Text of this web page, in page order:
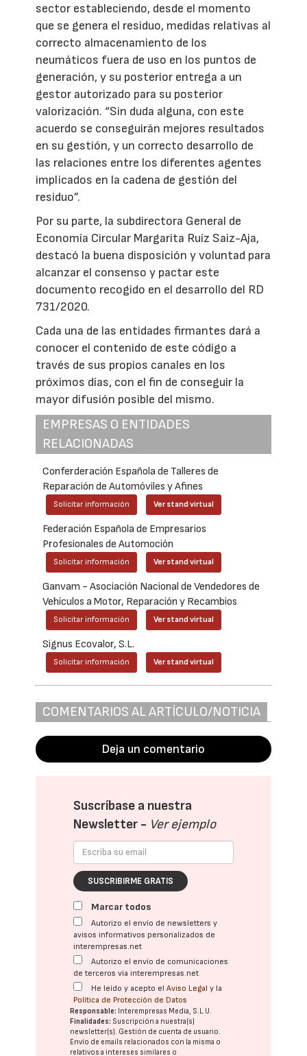
sector estableciendo, desde el momento
que se genera el residuo, medidas relativas al
correcto almacenamiento de los
neumáticos fuera de uso en los puntos de
generación, y su posterior entrega a un
gestor autorizado para su posterior
valorización. “Sin duda alguna, con este
acuerdo se conseguirán mejores resultados
en su gestión, y un correcto desarrollo de
las relaciones entre los diferentes agentes
implicados en la cadena de gestión del
residuo”.
Por su parte, la subdirectora General de
Economía Circular Margarita Ruíz Saiz-Aja,
destacó la buena disposición y voluntad para
alcanzar el consenso y pactar este
documento recogido en el desarrollo del RD
731/2020.
Cada una de las entidades firmantes dará a
conocer el contenido de este código a
través de sus propios canales en los
próximos días, con el fin de conseguir la
mayor difusión posible del mismo.
EMPRESAS O ENTIDADES
RELACIONADAS
Conferderación Española de Talleres de
Reparación de Automóviles y Afines
Solicitar información Ver stand virtual
Federación Española de Empresarios
Profesionales de Automoción
Solicitar información Ver stand virtual
Ganvam - Asociación Nacional de Vendedores de
Vehículos a Motor, Reparación y Recambios
Solicitar información Ver stand virtual
Signus Ecovalor, S.L.
Solicitar información Ver stand virtual
COMENTARIOS AL ARTÍCULO/NOTICIA
Deja un comentario
Suscríbase a nuestra
Newsletter - Ver ejemplo
SUSCRIBIRME GRATIS
Marcar todos
Autorizo el envío de newsletters y
avisos informativos personalizados de
interempresas.net
Autorizo el envío de comunicaciones
de terceros vía interempresas.net
He leído y acepto elAviso Legal y la
Política de Protección de Datos
Responsable: Interempresas Media, S.L.U.
Finalidades: Suscripción a nuestra(s)
newsletter(s). Gestión de cuenta de usuario.
Envío de emails relacionados con la misma o
relativos a intereses similares o